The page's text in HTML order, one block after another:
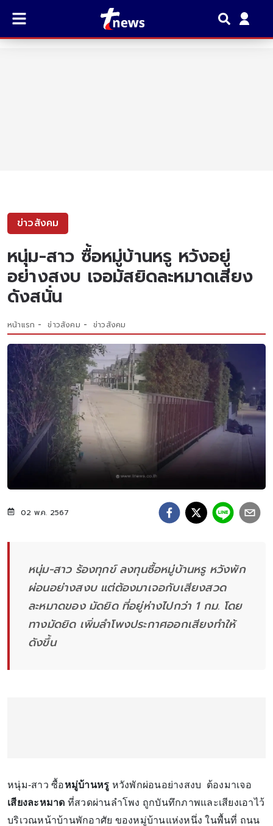
ข่าวสังคม
หนุ่ม-สาว ซื้อหมู่บ้านหรู หวังอยู่
อย่างสงบ เจอมัสยิดละหมาดเสียง
ดังสนั่น
หน้าแรก ข่าวสังคม ข่าวสังคม
02 พ.ค. 2567
หนุ่ม-สาว ร้องทุกข์ ลงทุนซื้อหมู่บ้านหรู หวังพัก
ผ่อนอย่างสงบ แต่ต้องมาเจอกับเสียงสวด
ละหมาดของ มัดยิด ที่อยู่ห่างไปกว่า 1 กม. โดย
ทางมัดยิด เพิ่มลำโพงประกาศออกเสียงทำให้
ดังขึ้น
หนุ่ม-สาว ซื้อหมู่บ้านหรู หวังพักผ่อนอย่างสงบ ต้องมาเจอ
เสียงละหมาด ที่สวดผ่านลำโพง ถูกบันทึกภาพและเสียงเอาไว้
บริเวณหน้าบ้านพักอาศัย ของหมู่บ้านแห่งหนึ่ง ในพื้นที่ ถนน